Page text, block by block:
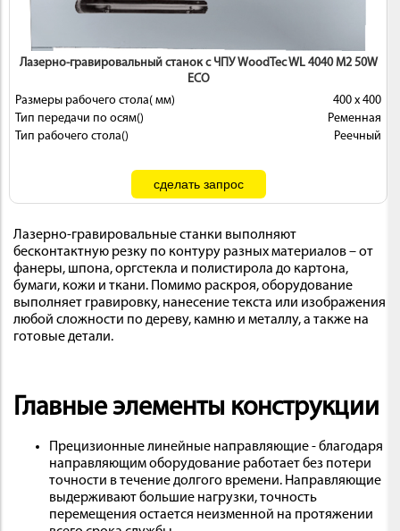
Лазерно-гравировальный станок с ЧПУ WoodTec WL 4040 M2 50W
ECO
Размеры рабочего стола( мм)
400 х 400
Тип передачи по осям()
Ременная
Тип рабочего стола()
Реечный
Лазерно-гравировальные станки выполняют
бесконтактную резку по контуру разных материалов – от
фанеры, шпона, оргстекла и полистирола до картона,
бумаги, кожи и ткани. Помимо раскроя, оборудование
выполняет гравировку, нанесение текста или изображения
любой сложности по дереву, камню и металлу, а также на
готовые детали.
Главные элементы конструкции
Прецизионные линейные направляющие - благодаря
направляющим оборудование работает без потери
точности в течение долгого времени. Направляющие
выдерживают большие нагрузки, точность
перемещения остается неизменной на протяжении